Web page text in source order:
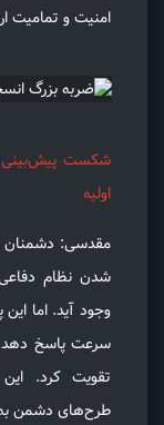
امنیت و تمامیت
شکست پیش‌بینی
اولیه
مقدسی: دشمنان
شدن نظام
وجود آید. اما
سرعت پاسخ دهد
تقویت کرد.
طرح‌های دشمن